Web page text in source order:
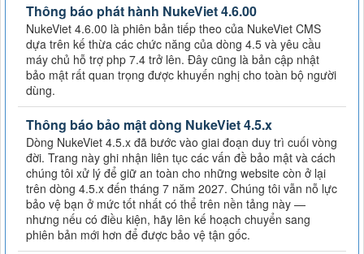
Thông báo phát hành NukeViet 4.6.00
NukeViet 4.6.00 là phiên bản tiếp theo của NukeViet CMS
dựa trên kế thừa các chức năng của dòng 4.5 và yêu cầu
máy chủ hỗ trợ php 7.4 trở lên. Đây cũng là bản cập nhật
bảo mật rất quan trọng được khuyến nghị cho toàn bộ người
dùng.
Thông báo bảo mật dòng NukeViet 4.5.x
Dòng NukeViet 4.5.x đã bước vào giai đoạn duy trì cuối vòng
đời. Trang này ghi nhận liên tục các vấn đề bảo mật và cách
chúng tôi xử lý để giữ an toàn cho những website còn ở lại
trên dòng 4.5.x đến tháng 7 năm 2027. Chúng tôi vẫn nỗ lực
bảo vệ bạn ở mức tốt nhất có thể trên nền tảng này —
nhưng nếu có điều kiện, hãy lên kế hoạch chuyển sang
phiên bản mới hơn để được bảo vệ tận gốc.